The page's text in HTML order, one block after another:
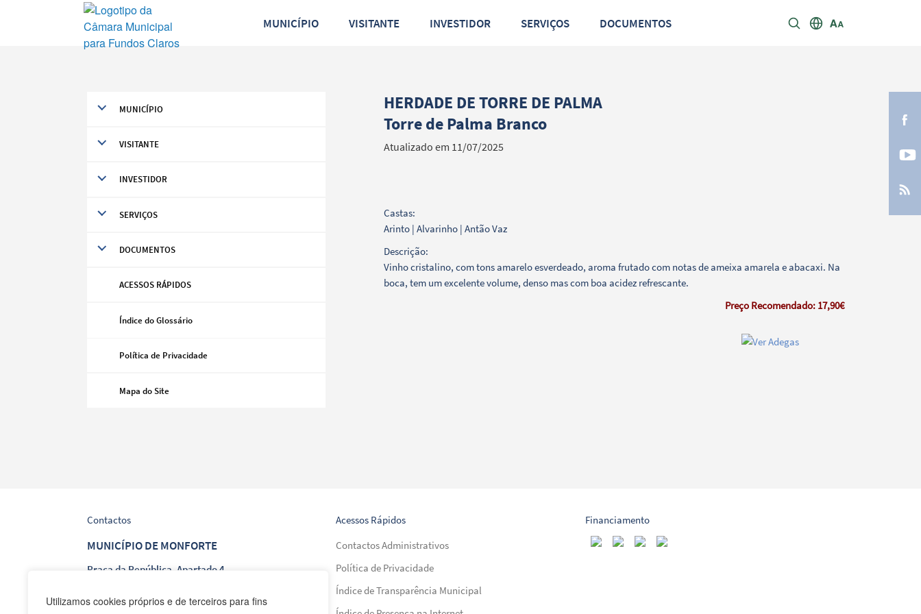
Utilizamos cookies próprios e de terceiros para fins
MUNICÍPIO VISITANTE INVESTIDOR SERVIÇOS DOCUMENTOS
Termo de Pesquisa
Categorias gerais
MUNICÍPIO
VISITANTE
INVESTIDOR
SERVIÇOS
DOCUMENTOS
ACESSOS RÁPIDOS
Índice do Glossário
Política de Privacidade
Mapa do Site
HERDADE DE TORRE DE PALMA
Torre de Palma Branco
Atualizado em 11/07/2025
Castas:
Arinto | Alvarinho | Antão Vaz
Descrição:
Vinho cristalino, com tons amarelo esverdeado, aroma frutado com notas de ameixa amarela e abacaxi. Na
boca, tem um excelente volume, denso mas com boa acidez refrescante.
Preço Recomendado: 17,90€
Contactos
MUNICÍPIO DE MONFORTE
Praça da República, Apartado 4
Acessos Rápidos
Contactos Administrativos
Política de Privacidade
Índice de Transparência Municipal
Financiamento